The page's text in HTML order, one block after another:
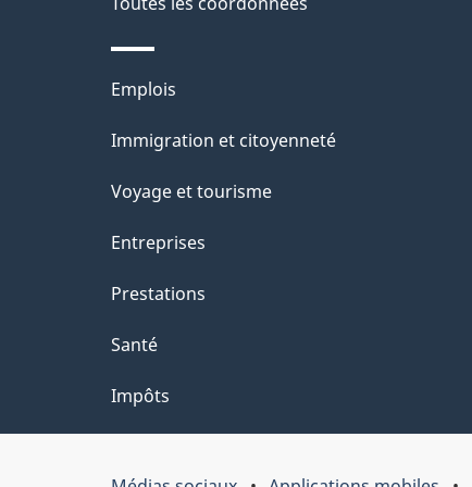
e
l
Thèmes
et
Emplois
Immigration et citoyenneté
Voyage et tourisme
Entreprises
Prestations
Santé
Impôts